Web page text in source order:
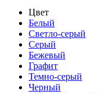
Цвет
Белый
Светло-серый
Серый
Бежевый
Графит
Темно-серый
Черный